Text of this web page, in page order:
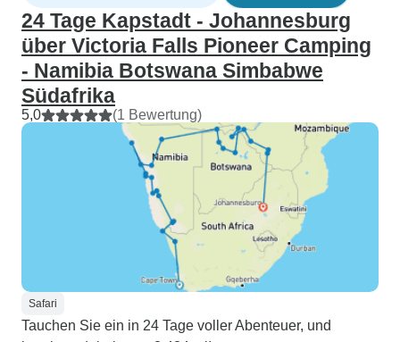
24 Tage Kapstadt - Johannesburg
über Victoria Falls Pioneer Camping
- Namibia Botswana Simbabwe
Südafrika
5,0 (1 Bewertung)
Safari
Tauchen Sie ein in 24 Tage voller Abenteuer, und